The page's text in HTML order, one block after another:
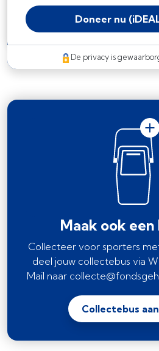
Doneer nu
De privacy is
Maak ook een
Collecteer voor sporters
deel jouw collectebus via
Mail naar
Collectebus